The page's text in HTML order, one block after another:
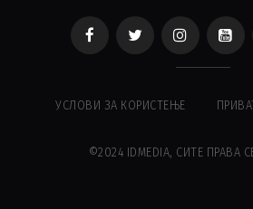
УСЛОВИ ЗА КОРИСТЕЊЕ
©2024 IDMEDIA, СИТЕ ПРАВА